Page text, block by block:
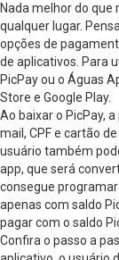
Nada melhor do que
qualquer lugar.
opções de
de aplicativos. Para
PicPay ou o Águas
Store e Google Play.
Ao baixar o PicPay,
mail, CPF e cartão
usuário também
app, que será
consegue
apenas com saldo
pagar com o saldo
Confira o passo a